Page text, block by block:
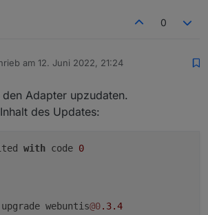
if(counter%4==0)  htmlOut =
var htmlUeber=    "
(!htmlSignature) htmlUnter="";
//Ausgabe über VIS html widget -
//  htmlUberschrift ?
if (htmlUberschrift)
{ zentriert ?
} else {
0
am 12. Juni 2022, 21:24
editiert von
Adapter upzudaten.
des Updates:
with code 0
webuntis@0.3.4